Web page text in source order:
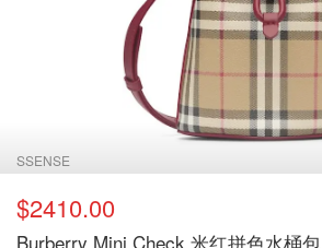
SSENSE
$2410.00
Burberry Mini Check 米红拼色水桶包